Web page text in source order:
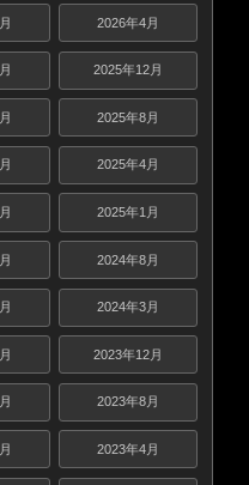
2026年4月
2025年12月
2025年8月
2025年4月
2025年1月
2024年8月
2024年3月
2023年12月
2023年8月
2023年4月